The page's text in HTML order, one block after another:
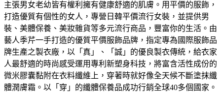
主張男女老幼皆有權利擁有健康舒適的肌膚。 用平價的服飾，
打造優質有個性的女人，專營日韓平價流行女裝，並提供男
裝、美體保養、美妝雜貨等多元流行商品，豐富你的生活。 由
藝人季芹一手打造的優質平價服飾品牌，指定專為國際服飾品
牌生產之製衣廠，以「真」、「誠」的優良製衣傳統，給衣家
人最舒適的時尚感受運用專利新塑身科技，將富含活性成份的
微米膠囊黏附在衣料纖維上，穿著時就好像全天候不斷塗抹纖
體潤膚霜。以「穿」的纖體保養品成功行銷全球40多個國家。